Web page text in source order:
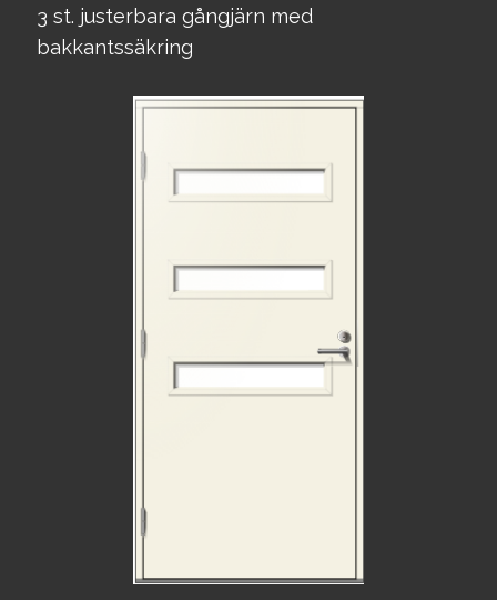
3 st. justerbara gångjärn med
bakkantssäkring